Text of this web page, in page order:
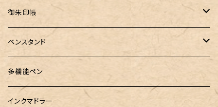
RETRO51
RHODIA(ロディア)
ロットリング
マルチペン
Luddite（ラダイト）
IWI（アイダブリューアイ）
meister by POINT(マイスターバイポイント)
島田小割製材所
Ystudio（ワイスタジオ）
MONS ORIS (モンズオーリス)
ボルトレッティ
御朱印帳
富士ひのき御朱印帳【巓】
黄金富士ひのき御朱印帳
御朱印帳袋・カバー
ペンスタンド
Ystudio（ワイスタジオ）
多機能ペン
インクマドラー